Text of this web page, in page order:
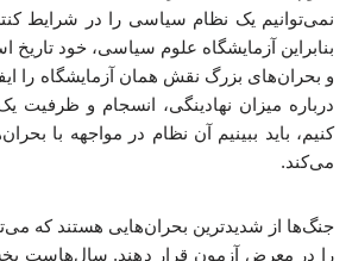
نمی‌توانیم یک نظام سیاسی را در شرایط
بنابراین آزمایشگاه علوم‌ سیاسی، خود تاریخ
و بحران‌های بزرگ نقش همان آزمایشگاه را
درباره میزان نهادینگی، انسجام و ظرفیت
کنیم، باید ببینیم آن نظام در مواجهه با
می‌کند.
جنگ‌ها از شدیدترین بحران‌هایی هستند که
را در معرض آزمون قرار دهند. سال‌هاست